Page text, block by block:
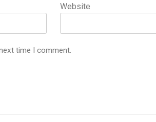
Website
time I comment.